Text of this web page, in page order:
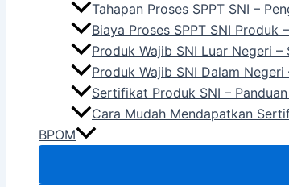
Tahapan Proses SPPT SNI –
Biaya Proses SPPT SNI Produk
Produk Wajib SNI Luar Negeri –
Produk Wajib SNI Dalam Negeri
Sertifikat Produk SNI –
Cara Mudah Mendapatkan
BPOM